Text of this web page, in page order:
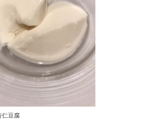
仁豆腐